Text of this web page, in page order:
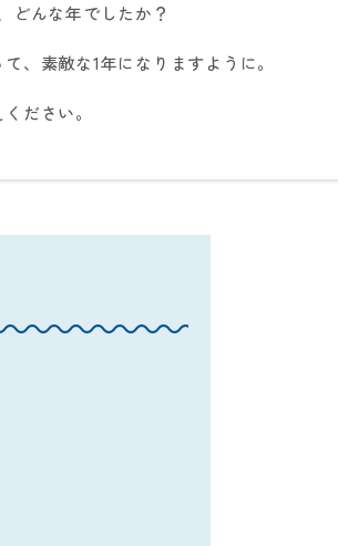
どんな年でしたか？
、素敵な1年になりますように。
ださい。